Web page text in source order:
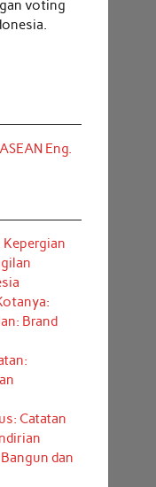
voting
Eng.
Kepergian
Brand
Catatan
dan